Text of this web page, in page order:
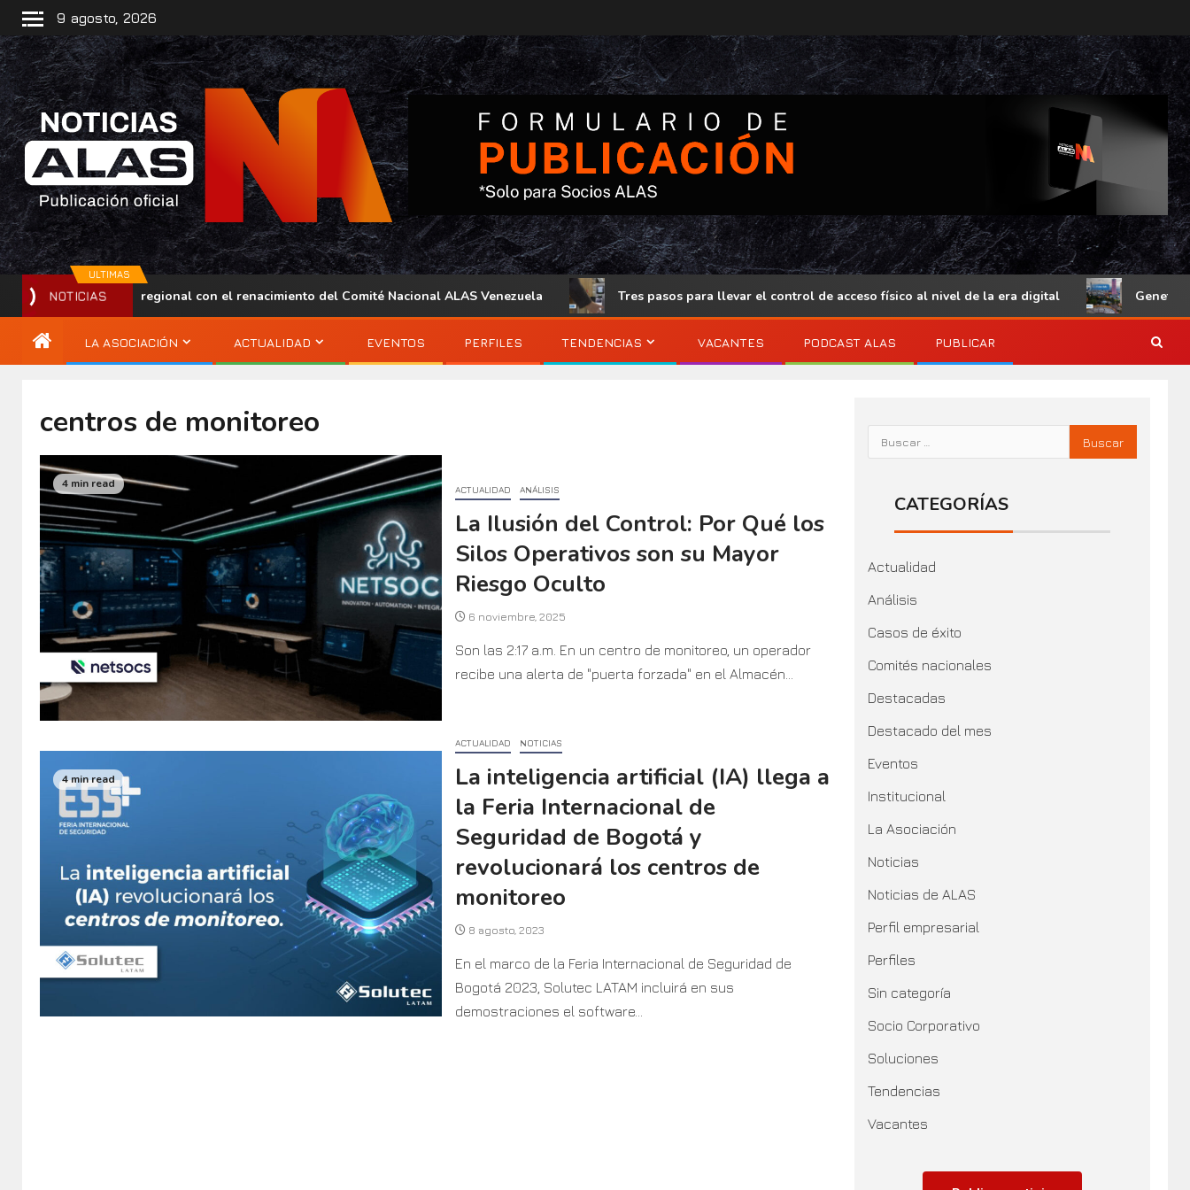
9 agosto, 2026
ULTIMAS
NOTICIAS
su presencia regional con el renacimiento del Comité Nacional ALAS Venezuela Tres pasos para llevar el control de acceso físico al nivel de la era digital Genetec
LA ASOCIACIÓN ACTUALIDAD EVENTOS PERFILES TENDENCIAS VACANTES PODCAST ALAS PUBLICAR
centros de monitoreo
4 min read ACTUALIDAD ANÁLISIS
La Ilusión del Control: Por Qué los
Silos Operativos son su Mayor
Riesgo Oculto
6 noviembre, 2025
Son las 2:17 a.m. En un centro de monitoreo, un operador
recibe una alerta de "puerta forzada" en el Almacén...
4 min read
ACTUALIDAD NOTICIAS
La inteligencia artificial (IA) llega a
la Feria Internacional de
Seguridad de Bogotá y
revolucionará los centros de
monitoreo
8 agosto, 2023
En el marco de la Feria Internacional de Seguridad de
Bogotá 2023, Solutec LATAM incluirá en sus
demostraciones el software...
CATEGORÍAS
Actualidad
Análisis
Casos de éxito
Comités nacionales
Destacadas
Destacado del mes
Eventos
Institucional
La Asociación
Noticias
Noticias de ALAS
Perfil empresarial
Perfiles
Sin categoría
Socio Corporativo
Soluciones
Tendencias
Vacantes